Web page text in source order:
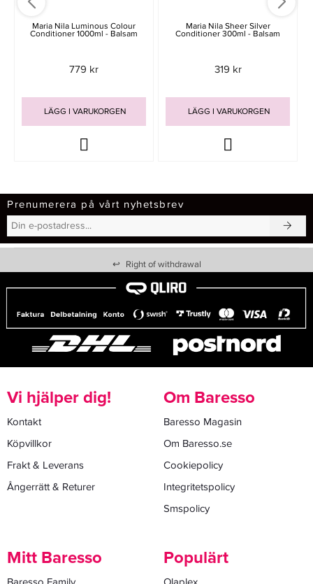
Maria Nila Luminous Colour
Conditioner 1000ml - Balsam
779 kr
LÄGG I VARUKORGEN
Maria Nila Sheer Silver
Conditioner 300ml - Balsam
319 kr
LÄGG I VARUKORGEN
Prenumerera på vårt nyhetsbrev
↩ Right of withdrawal
Vi hjälper dig!
Kontakt
Köpvillkor
Frakt & Leverans
Ångerrätt & Returer
Om Baresso
Baresso Magasin
Om Baresso.se
Cookiepolicy
Integritetspolicy
Smspolicy
Mitt Baresso Populärt